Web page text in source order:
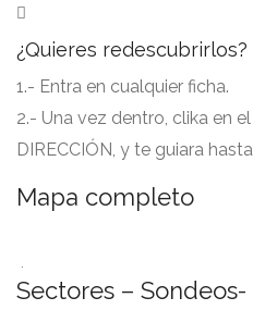
¿Quieres redescubrirlos?
1.- Entra en cualquier ficha.
2.- Una vez dentro, clika en
DIRECCIÓN, y te guiara
Mapa completo
.
Sectores –